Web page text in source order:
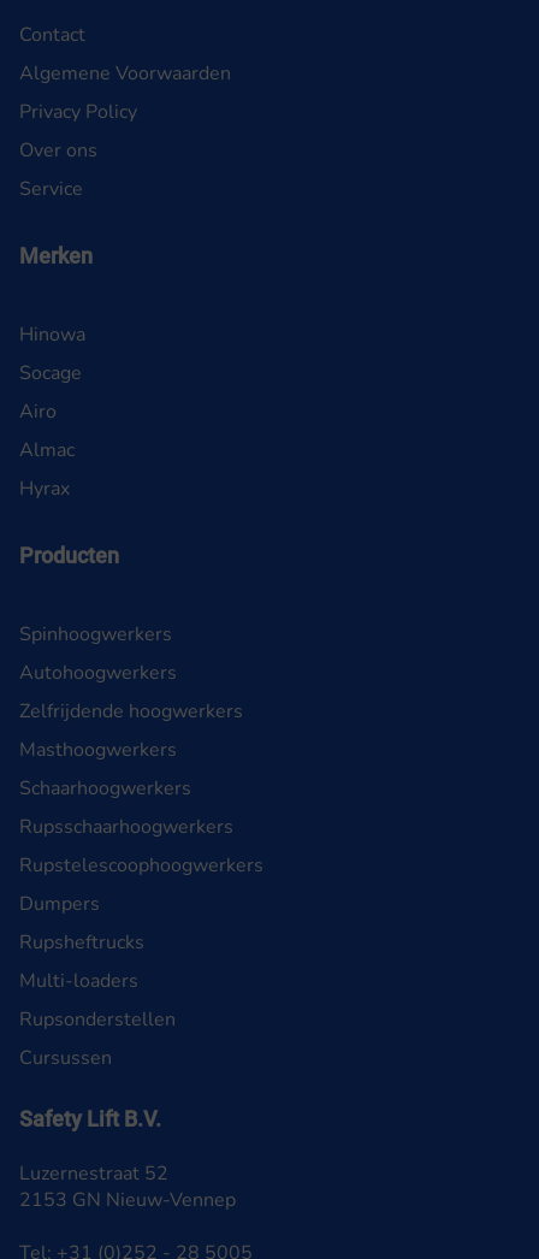
Safety Lift B.V.
Luzernestraat 52
2153 GN Nieuw-Vennep
Tel: +31 (0)252 - 28 5005
Contact
Algemene Voorwaarden
Privacy Policy
Over ons
Service
Merken
Hinowa
Socage
Airo
Almac
Hyrax
Producten
Spinhoogwerkers
Autohoogwerkers
Zelfrijdende hoogwerkers
Masthoogwerkers
Schaarhoogwerkers
Rupsschaarhoogwerkers
Rupstelescoophoogwerkers
Dumpers
Rupsheftrucks
Multi-loaders
Rupsonderstellen
Cursussen